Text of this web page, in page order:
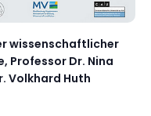
wissenschaftlicher
Professor Dr. Nina
Volkhard Huth